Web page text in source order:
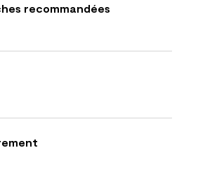
recommandées